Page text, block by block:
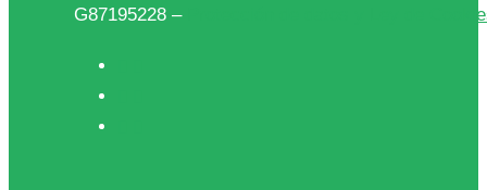
G87195228 –
Protección de datos y Ley de